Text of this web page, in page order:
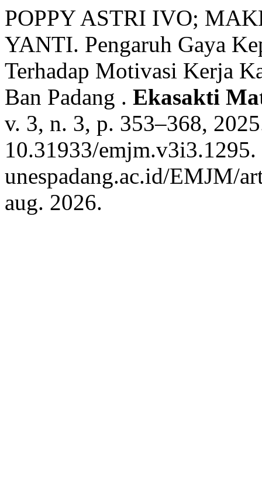
POPPY ASTRI IVO;
YANTI. Pengaruh Gaya
Terhadap Motivasi Kerja
Ban Padang . Ekasakti
v. 3, n. 3, p. 353–368,
10.31933/
unespadang.ac.id/EMJM/
aug. 2026.